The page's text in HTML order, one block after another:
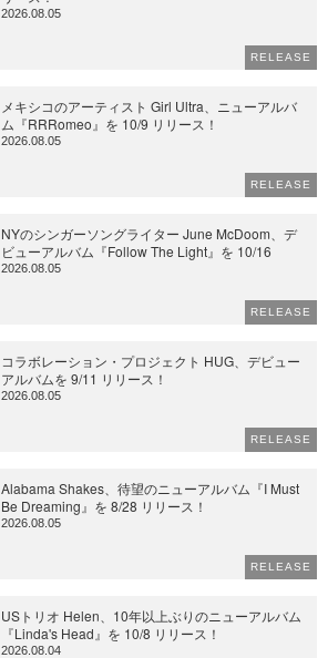
2026.08.05
RELEASE
メキシコのアーティスト Girl Ultra、ニューアルバ
ム『RRRomeo』を 10/9 リリース！
2026.08.05
RELEASE
NYのシンガーソングライター June McDoom、デ
ビューアルバム『Follow The Light』を 10/16
2026.08.05
RELEASE
コラボレーション・プロジェクト HUG、デビュー
アルバムを 9/11 リリース！
2026.08.05
RELEASE
Alabama Shakes、待望のニューアルバム『I Must
Be Dreaming』を 8/28 リリース！
2026.08.05
RELEASE
USトリオ Helen、10年以上ぶりのニューアルバム
『Linda's Head』を 10/8 リリース！
2026.08.04